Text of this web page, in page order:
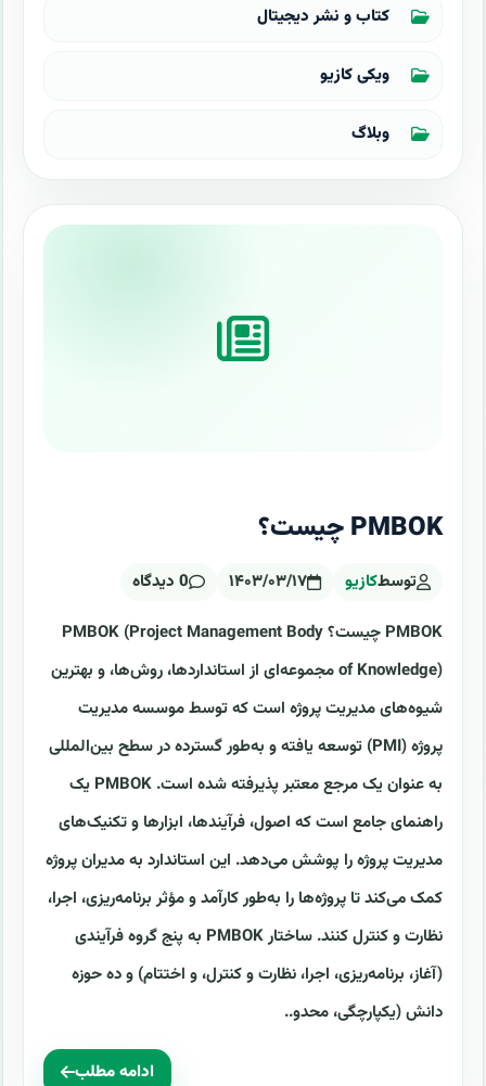
کتاب و نشر دیجیتال
ویکی کازیو
وبلاگ
PMBOK چیست؟
توسطکازیو ۱۴۰۳/۰۳/۱۷ 0 دیدگاه
PMBOK چیست؟ PMBOK (Project Management Body
of Knowledge) مجموعه‌ای از استانداردها، روش‌ها، و بهترین
شیوه‌های مدیریت پروژه است که توسط موسسه مدیریت
پروژه (PMI) توسعه یافته و به‌طور گسترده در سطح بین‌المللی
به عنوان یک مرجع معتبر پذیرفته شده است. PMBOK یک
راهنمای جامع است که اصول، فرآیندها، ابزارها و تکنیک‌های
مدیریت پروژه را پوشش می‌دهد. این استاندارد به مدیران پروژه
کمک می‌کند تا پروژه‌ها را به‌طور کارآمد و مؤثر برنامه‌ریزی، اجرا،
نظارت و کنترل کنند. ساختار PMBOK به پنج گروه فرآیندی
(آغاز، برنامه‌ریزی، اجرا، نظارت و کنترل، و اختتام) و ده حوزه
دانش (یکپارچگی، محدو..
ادامه مطلب